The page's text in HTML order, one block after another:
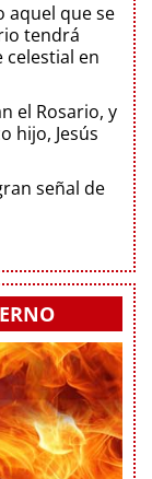
aquel que se
tendrá
en
el Rosario, y
hijo, Jesús
señal de